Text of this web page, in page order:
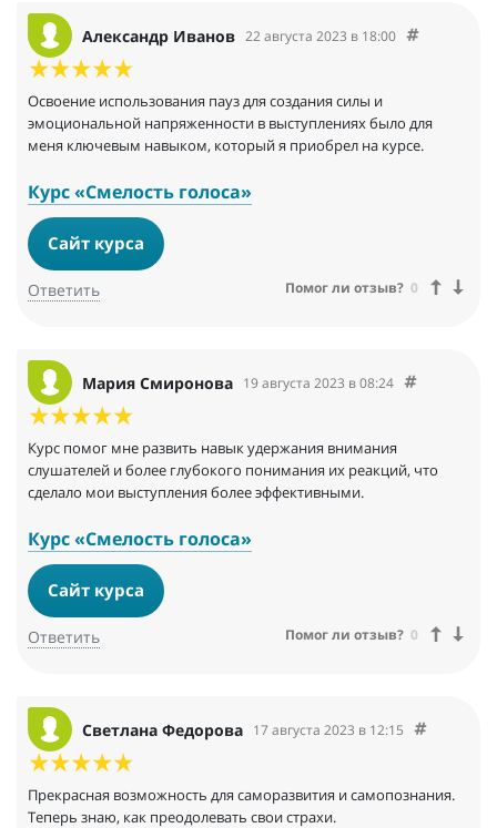
Александр Иванов 22 августа 2023 в 18:00
Освоение использования пауз для создания силы и
эмоциональной напряженности в выступлениях было для
меня ключевым навыком, который я приобрел на курсе.
Курс «Смелость голоса»
Сайт курса
Ответить Помог ли отзыв? 0
Мария Смиронова 19 августа 2023 в 08:24
Курс помог мне развить навык удержания внимания
слушателей и более глубокого понимания их реакций, что
сделало мои выступления более эффективными.
Курс «Смелость голоса»
Сайт курса
Ответить Помог ли отзыв? 0
Светлана Федорова 17 августа 2023 в 12:15
Прекрасная возможность для саморазвития и самопознания.
Теперь знаю, как преодолевать свои страхи.